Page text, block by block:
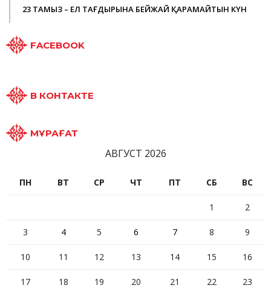
23 ТАМЫЗ – ЕЛ ТАҒДЫРЫНА БЕЙЖАЙ ҚАРАМАЙТЫН КҮН
FACEBOOK
В КОНТАКТЕ
МҰРАҒАТ
АВГУСТ 2026
ПН ВТ СР ЧТ ПТ СБ ВС
1 2
3 4 5 6 7 8 9
10 11 12 13 14 15 16
17 18 19 20 21 22 23